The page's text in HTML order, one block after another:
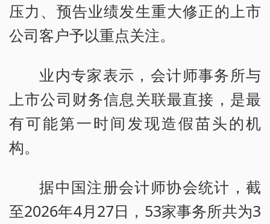
压力、预告业绩发生重大修正的上市
公司客户予以重点关注。
业内专家表示，会计师事务所与
上市公司财务信息关联最直接，是最
有可能第一时间发现造假苗头的机
构。
据中国注册会计师协会统计，截
至2026年4月27日，53家事务所共为3